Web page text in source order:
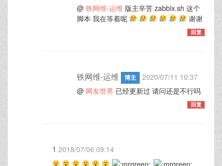
@ 铁网维-运维 版主辛苦 zabbix.sh 这个
脚本 我在等着呢
谢谢
回复
铁网维-运维 博主
2020/07/11 10:37
@ 网友世界 已经更新过 请问还是不行吗
回复
1 2018/07/06 09:14